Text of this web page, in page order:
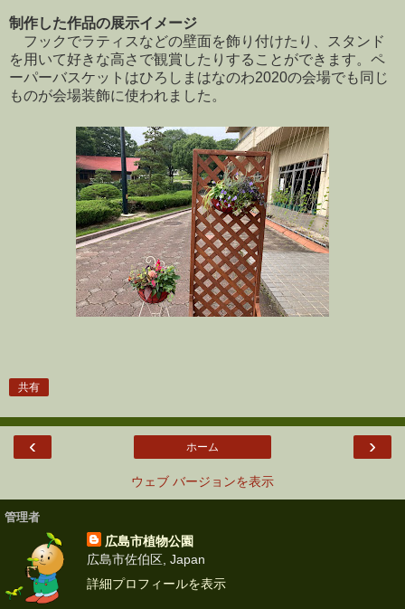
制作した作品の展示イメージ
フックでラティスなどの壁面を飾り付けたり、スタンド
を用いて好きな高さで観賞したりすることができます。ペ
ーパーバスケットはひろしまはなのわ2020の会場でも同じ
ものが会場装飾に使われました。
共有
‹ ›
ホーム
ウェブ バージョンを表示
管理者
広島市植物公園
広島市佐伯区, Japan
詳細プロフィールを表示